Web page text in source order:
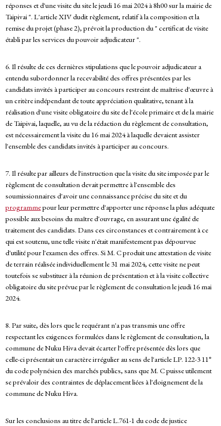
réponses et d'une visite du site le jeudi 16 mai 2024 à 8h00 sur la mairie de
Taipivai ". L'article XIV dudit règlement, relatif à la composition et la
remise du projet (phase 2), prévoit la production du " certificat de visite
établi par les services du pouvoir adjudicateur ".
6. Il résulte de ces dernières stipulations que le pouvoir adjudicateur a
entendu subordonner la recevabilité des offres présentées par les
candidats invités à participer au concours restreint de maîtrise d'œuvre à
un critère indépendant de toute appréciation qualitative, tenant à la
réalisation d'une visite obligatoire du site de l'école primaire et de la mairie
de Taipivai, laquelle, au vu de la rédaction du règlement de consultation,
est nécessairement la visite du 16 mai 2024 à laquelle devaient assister
l'ensemble des candidats invités à participer au concours.
7. Il résulte par ailleurs de l'instruction que la visite du site imposée par le
règlement de consultation devait permettre à l'ensemble des
soumissionnaires d'avoir une connaissance précise du site et du
programmepour leur permettre d'apporter une réponse la plus adéquate
possible aux besoins du maître d'ouvrage, en assurant une égalité de
traitement des candidats. Dans ces circonstances et contrairement à ce
qui est soutenu, une telle visite n'était manifestement pas dépourvue
d'utilité pour l'examen des offres. Si M. C produit une attestation de visite
de terrain réalisée individuellement le 31 mai 2024, cette visite ne peut
toutefois se substituer à la réunion de présentation et à la visite collective
obligatoire du site prévue par le règlement de consultation le jeudi 16 mai
2024.
8. Par suite, dès lors que le requérant n'a pas transmis une offre
respectant les exigences formulées dans le règlement de consultation, la
commune de Nuku Hiva devait écarter l'offre présentée dès lors que
celle-ci présentait un caractère irrégulier au sens de l'article LP. 122-3 11°
du code polynésien des marchés publics, sans que M. C puisse utilement
se prévaloir des contraintes de déplacement liées à l'éloignement de la
commune de Nuku Hiva.
Sur les conclusions au titre de l'article L.761-1 du code de justice